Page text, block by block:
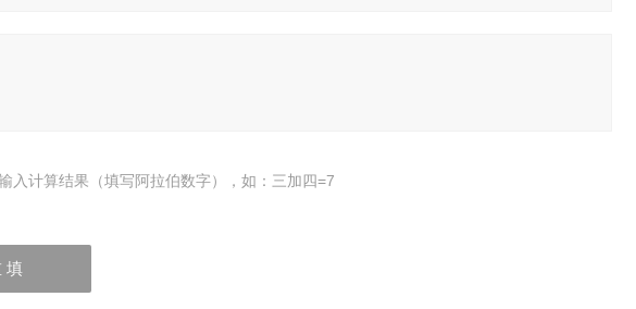
入计算结果（填写阿拉伯数字），如：三加四=7